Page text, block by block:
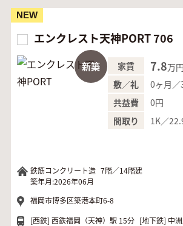
エンクレスト天神PORT 706
NEW
新築 家賃 7.8万円
敷／礼
0ヶ月／
共益費
0円
間取り
1K／
鉄筋コンクリート造 7階／14階建
築年月:2026年06月
福岡市博多区築港本町6-8
[西鉄] 西鉄福岡（天神）駅 15分 [地下鉄] 中